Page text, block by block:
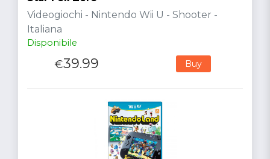
Videogiochi - Nintendo Wii U - Shooter -
Italiana
Disponibile
€39.99 Buy